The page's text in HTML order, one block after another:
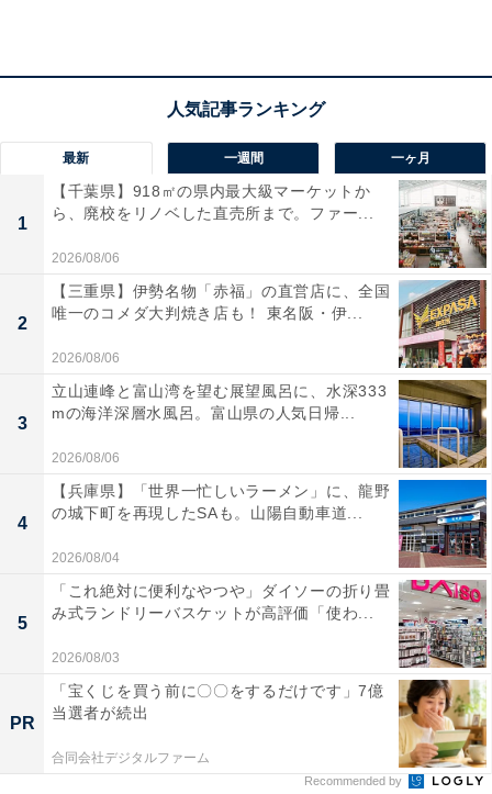
ユーザーからは「ワイヤレスが本当に便利」「スマホ感
覚で直感的に操作できる」と好評です。一方で、「液晶
スッキリさせてスマホ機能をフル活用したい人には、お
すすめの商品といえそうです。
【Amazonお買い得情報】Pioneer「ディス
プレイオーディオ」が特別価格で登場中【3
【今日チェックしたい】Pioneerの人気商品5選
最新 一週間 一ヶ月
1
【千葉県】918㎡の県内最大級マーケットか
ら、廃校をリノベした直売所まで。ファー...
2026/08/06
2
【三重県】伊勢名物「赤福」の直営店に、全国
唯一のコメダ大判焼き店も！ 東名阪・伊...
2026/08/06
3
立山連峰と富山湾を望む展望風呂に、水深333
mの海洋深層水風呂。富山県の人気日帰...
2026/08/06
4
【兵庫県】「世界一忙しいラーメン」に、龍野
の城下町を再現したSAも。山陽自動車道...
2026/08/04
5
「これ絶対に便利なやつや」ダイソーの折り畳
み式ランドリーバスケットが高評価「使わ...
2026/08/03
PR
「宝くじを買う前に〇〇をするだけです」7億
当選者が続出
合同会社デジタルファーム
Recommended by